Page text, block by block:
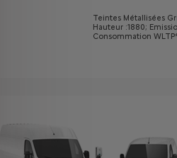
Teintes Métallisées
Hauteur :1880;
Consommation